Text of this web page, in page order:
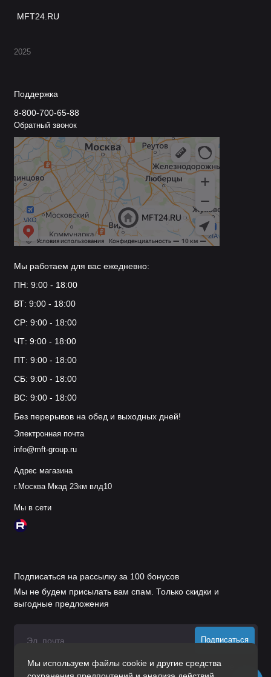
Мы используем файлы cookie и другие средства
MFT24.RU
2025
Поддержка
8-800-700-65-88
Обратный звонок
Мы работаем для вас ежедневно:
ПН: 9:00 - 18:00
ВТ: 9:00 - 18:00
СР: 9:00 - 18:00
ЧТ: 9:00 - 18:00
ПТ: 9:00 - 18:00
СБ: 9:00 - 18:00
ВС: 9:00 - 18:00
Без перерывов на обед и выходных дней!
Электронная почта
info@mft-group.ru
Адрес магазина
г.Москва Мкад 23км влд10
Мы в сети
Подписаться на рассылку за 100 бонусов
Мы не будем присылать вам спам. Только скидки и
выгодные предложения
Подписаться
Нажимая на кнопку «Подписаться», Вы даетесогласие на